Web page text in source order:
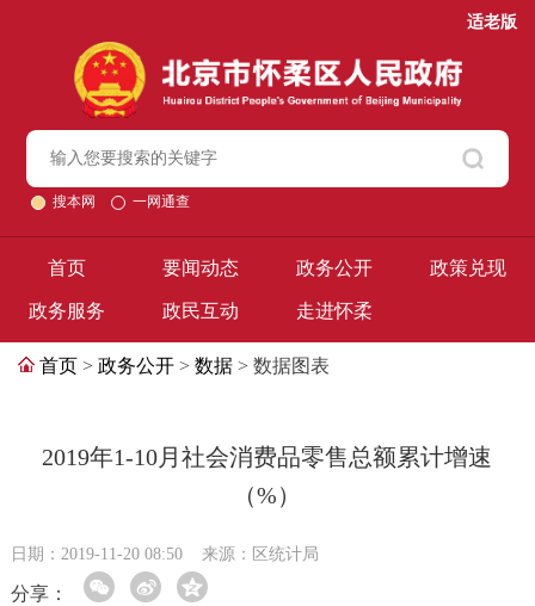
适老版
搜本网 一网通查
首页 要闻动态 政务公开 政策兑现
政务服务 政民互动 走进怀柔
首页 > 政务公开 > 数据 > 数据图表
2019年1-10月社会消费品零售总额累计增速
（%）
日期：2019-11-20 08:50 来源：区统计局
分享：